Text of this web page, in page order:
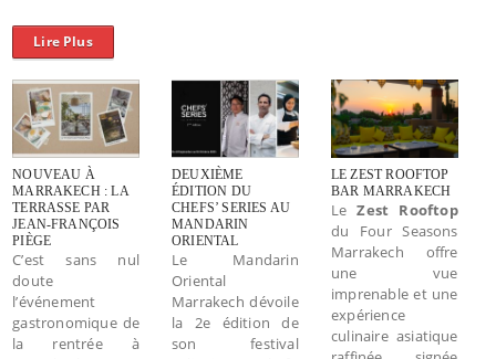
Lire Plus
NOUVEAU À
MARRAKECH : LA
TERRASSE PAR
JEAN-FRANÇOIS
PIÈGE
C’est sans nul
doute
l’événement
gastronomique de
la rentrée à
DEUXIÈME
ÉDITION DU
CHEFS’ SERIES AU
MANDARIN
ORIENTAL
Le Mandarin
Oriental
Marrakech dévoile
la 2e édition de
son festival
LE ZEST ROOFTOP
BAR MARRAKECH
LeZest Rooftop
du Four Seasons
Marrakech offre
une vue
imprenable et une
expérience
culinaire asiatique